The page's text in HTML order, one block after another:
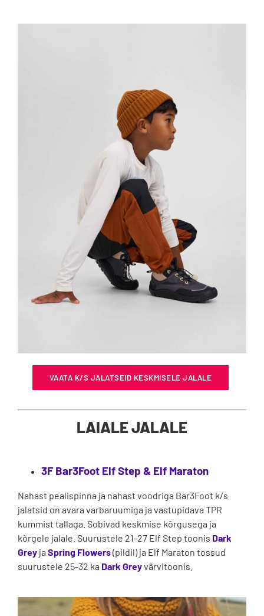
VAATA K/S JALATSEID KESKMISELE JALALE
LAIALE JALALE
3F Bar3Foot Elf Step & Elf Maraton
Nahast pealispinna ja nahast voodriga Bar3Foot k/s
jalatsid on avara varbaruumiga ja vastupidava TPR
kummist tallaga. Sobivad keskmise kõrgusega ja
kõrgele jalale. Suurustele 21-27 Elf Step toonis Dark
Grey ja Spring Flowers(pildil) ja Elf Maraton tossud
suurustele 25-32 ka Dark Greyvärvitoonis.